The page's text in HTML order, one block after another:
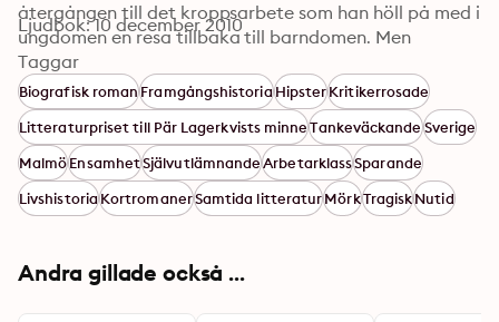
återgången till det kroppsarbete som han höll på med i
ungdomen en resa tillbaka till barndomen. Men
berättelsen blir också en uppgörelse med det moderna
arbetslivets villkor. Kristian Lundberg företar en
omvänd klassresa, där åren med författandet plötsligt
framstår som ett mellanspel. Han återvänder till den
värld han en gång kom ifrån. Men inte av nostalgiska
skäl, utan för att det inte finns någon annan utväg.
Ljudbok: 10 december 2010
Taggar
Biografisk romanFramgångshistoriaHipsterKritikerrosade
Litteraturpriset till Pär Lagerkvists minneTankeväckandeSverige
MalmöEnsamhetSjälvutlämnandeArbetarklassSparande
LivshistoriaKortromanerSamtida litteraturMörkTragiskNutid
Andra gillade också ...